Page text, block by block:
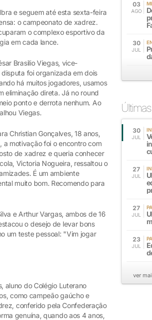
e seguem até esta sexta-feira
o campeonato de xadrez.
o complexo esportivo da
em cada lance.
Brasilio Viegas, vice-
foi organizada em dois
há muitos jogadores, usamos
eliminação direta. Já no round
ponto e derrota nenhum. Ao
Viegas.
Christian Gonçalves, 18 anos,
a motivação foi o encontro com
de xadrez e queria conhecer
Victoria Nogueira, ressaltou o
É um ambiente
muito bom. Recomendo para
e Arthur Vargas, ambos de 16
o desejo de levar bons
um teste pessoal: "Vim jogar
aluno do Colégio Luterano
como campeão gaúcho e
conferido pela Confederação
genuína, quando aos 4 anos,
03
AGO
30
JUL
Últimas
30
JUL
27
JUL
27
JUL
23
JUL
ver